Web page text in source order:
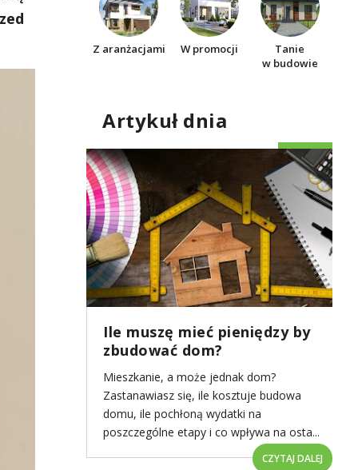
Z aranżacjami W promocji
Tanie
w budowie
Artykuł dnia
Ile muszę mieć pieniędzy by
zbudować dom?
Mieszkanie, a może jednak dom?
Zastanawiasz się, ile kosztuje budowa
domu, ile pochłoną wydatki na
poszczególne etapy i co wpływa na osta...
CZYTAJ DALEJ